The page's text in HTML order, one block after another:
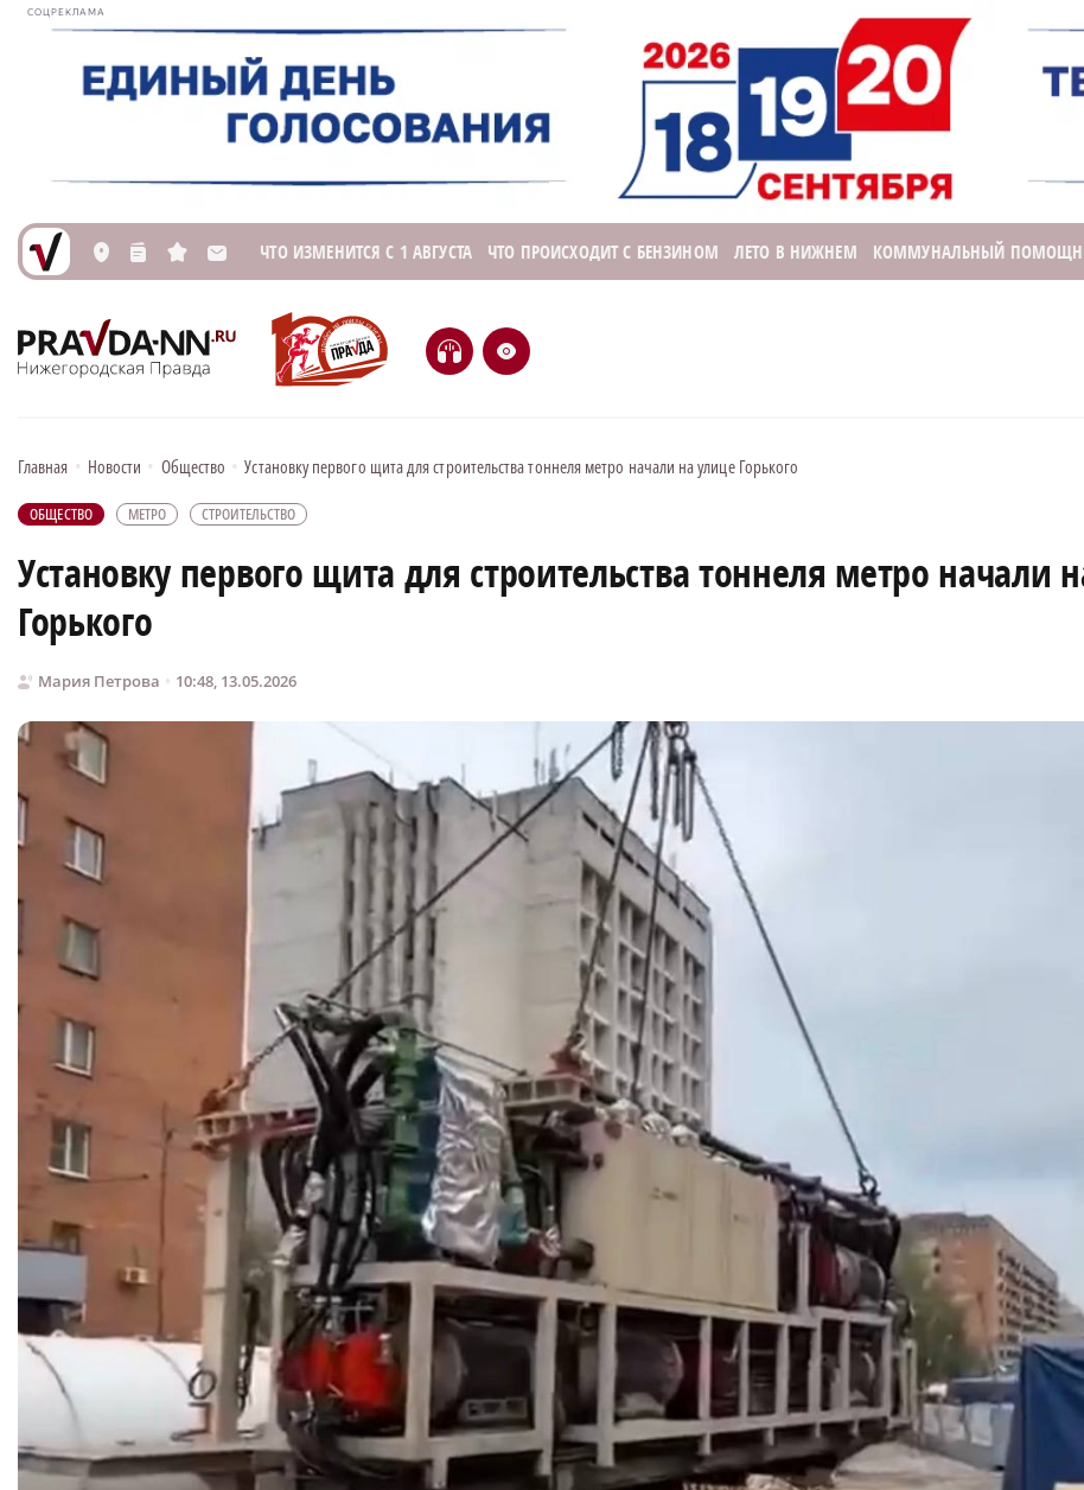
СОЦРЕКЛАМА
L n s M ЧТО ИЗМЕНИТСЯ С 1 АВГУСТА ЧТО ПРОИСХОДИТ С БЕНЗИНОМ ЛЕТО В НИЖНЕМ КОММУНАЛЬНЫЙ
H e
Главная • Новости • Общество • Установку первого щита для строительства тоннеля метро начали на улице Горького
ОБЩЕСТВО МЕТРО СТРОИТЕЛЬСТВО
Установку первого щита для строительства тоннеля метро начали
Горького
Мария Петрова 10:48, 13.05.2026